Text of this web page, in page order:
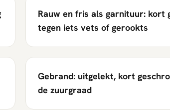
Rauw en fris als garnituur: kort
tegen iets vets of gerookts
Gebrand: uitgelekt, kort
de zuurgraad